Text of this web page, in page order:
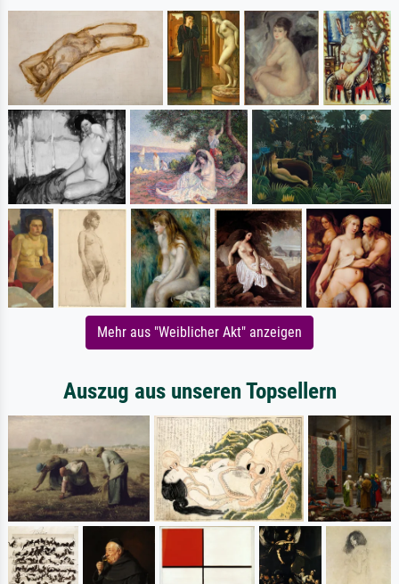
Mehr aus "Weiblicher Akt" anzeigen
Auszug aus unseren Topsellern